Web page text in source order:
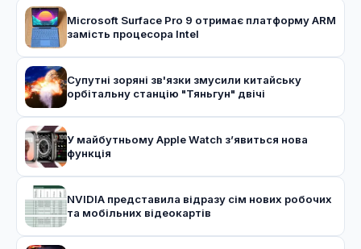
Microsoft Surface Pro 9 отримає платформу ARM
замість процесора Intel
Супутні зоряні зв'язки змусили китайську
орбітальну станцію "Тяньгун" двічі
У майбутньому Apple Watch з’явиться нова
функція
NVIDIA представила відразу сім нових робочих
та мобільних відеокартів